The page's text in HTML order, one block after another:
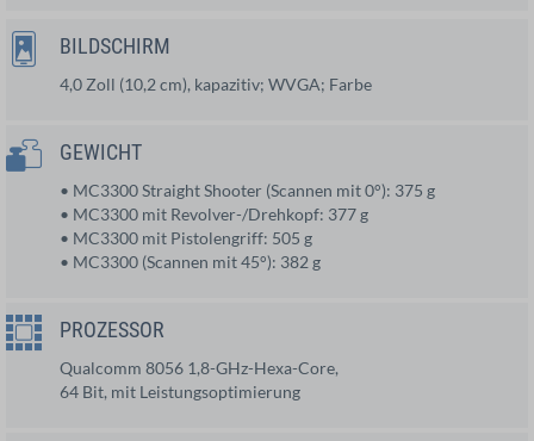
BILDSCHIRM
4,0 Zoll (10,2 cm), kapazitiv; WVGA; Farbe
GEWICHT
• MC3300 Straight Shooter (Scannen mit 0°): 375 g
• MC3300 mit Revolver-/Drehkopf: 377 g
• MC3300 mit Pistolengriff: 505 g
• MC3300 (Scannen mit 45°): 382 g
PROZESSOR
Qualcomm 8056 1,8-GHz-Hexa-Core,
64 Bit, mit Leistungsoptimierung